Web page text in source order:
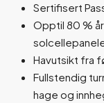
Sertifisert
Opptil 80 %
Havutsikt fra
Fullstendig
hage og